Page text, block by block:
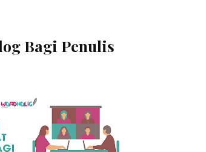
Bagi Penulis